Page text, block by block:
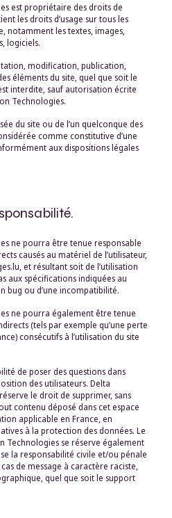
est propriétaire des droits de
les droits d’usage sur tous les
notamment les textes, images,
logiciels.
modification, publication,
éléments du site, quel que soit le
interdite, sauf autorisation écrite
Technologies.
du site ou de l’un quelconque des
comme constitutive d’une
aux dispositions légales
ne pourra être tenue responsable
causés au matériel de l’utilisateur,
et résultant soit de l’utilisation
aux spécifications indiquées au
bug ou d’une incompatibilité.
ne pourra également être tenue
(tels par exemple qu’une perte
consécutifs à l’utilisation du site
de poser des questions dans
des utilisateurs. Delta
le droit de supprimer, sans
contenu déposé dans cet espace
applicable en France, en
à la protection des données. Le
Technologies se réserve également
la responsabilité civile et/ou pénale
de message à caractère raciste,
quel que soit le support